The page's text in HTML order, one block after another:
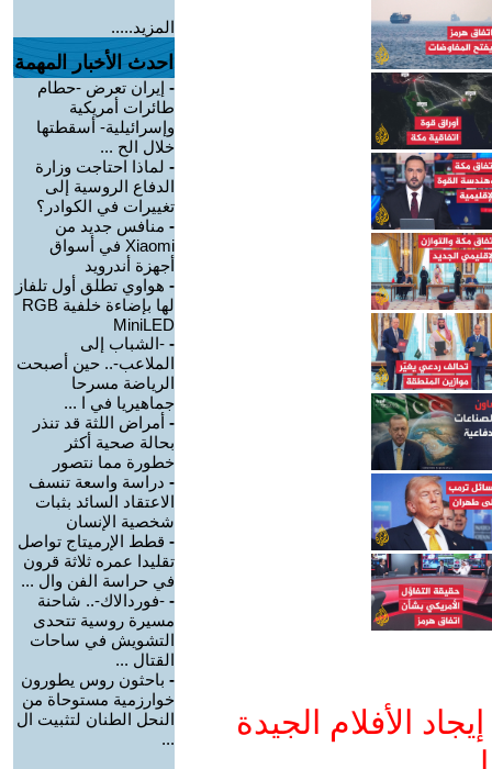
الأفلام الجيدة
المزيد.....
احدث الأخبار المهمة
- إيران تعرض -حطام
طائرات أمريكية
وإسرائيلية- أسقطتها
خلال الح ...
- لماذا احتاجت وزارة
الدفاع الروسية إلى
تغييرات في الكوادر؟
- منافس جديد من
Xiaomi في أسواق
أجهزة أندرويد
- هواوي تطلق أول تلفاز
لها بإضاءة خلفية RGB
MiniLED
- -الشباب إلى
الملاعب-.. حين أصبحت
الرياضة مسرحا
جماهيريا في ا ...
- أمراض اللثة قد تنذر
بحالة صحية أكثر
خطورة مما نتصور
- دراسة واسعة تنسف
الاعتقاد السائد بثبات
شخصية الإنسان
- قطط الإرميتاج تواصل
تقليدا عمره ثلاثة قرون
في حراسة الفن وال ...
- -فوردالاك-.. شاحنة
مسيرة روسية تتحدى
التشويش في ساحات
القتال ...
- باحثون روس يطورون
خوارزمية مستوحاة من
النحل الطنان لتثبيت ال
...